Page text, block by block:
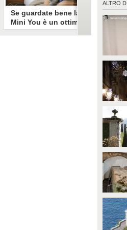
ALTRO DI
Se guardate bene la foto
Mini You è un ottimo modo
per regalare i dati
Il nuovo trend su Instagram, Mini
You, in cui si pubblica una foto da
generativa. Si stimano 40 milioni
essere "preda" di voraci algoritmi